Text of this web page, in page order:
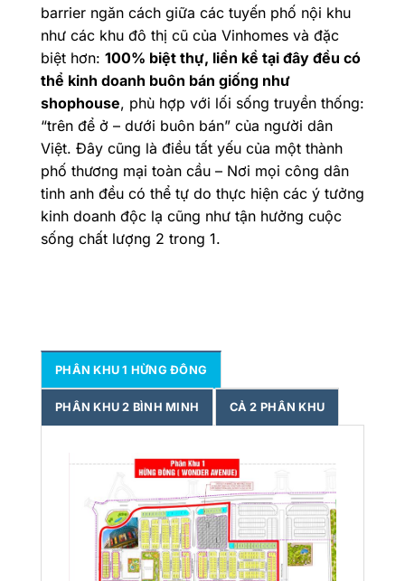
barrier ngăn cách giữa các tuyến phố nội khu
như các khu đô thị cũ của Vinhomes và đặc
biệt hơn: 100% biệt thự, liền kề tại đây đều có
thể kinh doanh buôn bán giống như
shophouse, phù hợp với lối sống truyền thống:
“trên để ở – dưới buôn bán” của người dân
Việt. Đây cũng là điều tất yếu của một thành
phố thương mại toàn cầu – Nơi mọi công dân
tinh anh đều có thể tự do thực hiện các ý tưởng
kinh doanh độc lạ cũng như tận hưởng cuộc
sống chất lượng 2 trong 1.
PHÂN KHU 1 HỪNG ĐÔNG
PHÂN KHU 2 BÌNH MINH CẢ 2 PHÂN KHU